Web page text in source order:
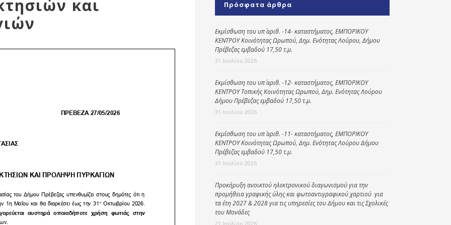
Kοινωνικό
φαρμακείο
“Βοήθεια στο σπίτι”
Κέντρο Ημερήσιας
Φροντίδας
και
Πρόσφατα άρθρα
Εκμίσθωση του υπ΄ αριθ. -14- καταστήματος, ΕΜΠΟΡΙΚΟΥ
ΚΕΝΤΡΟΥ Κοινότητας Ωρωπού, Δημ. Ενότητας Λούρου, Δήμου
Πρέβεζας εμβαδού 17,50 τ.μ.
31 Ιουλίου 2026
Εκμίσθωση του υπ΄ αριθ. -12- καταστήματος, ΕΜΠΟΡΙΚΟΥ
ΚΕΝΤΡΟΥ Τοπικής Κοινότητας Ωρωπού, Δημ. Ενότητας Λούρου
Δήμου Πρέβεζας εμβαδού 17,50 τ.μ.
31 Ιουλίου 2026
Εκμίσθωση του υπ΄ αριθ. -11- καταστήματος, ΕΜΠΟΡΙΚΟΥ
ΚΕΝΤΡΟΥ Κοινότητας Ωρωπού, Δημ. Ενότητας Λούρου Δήμου
Πρέβεζας εμβαδού 17,50 τ.μ.
31 Ιουλίου 2026
Προκήρυξη ανοικτού ηλεκτρονικού διαγωνισμού για την
προμήθεια γραφικής ύλης και φωτοαντιγραφικού χαρτιού για
τα έτη 2027 & 2028 για τις υπηρεσίες του Δήμου και τις Σχολικές
του Μονάδες
21 Ιουλίου 2026